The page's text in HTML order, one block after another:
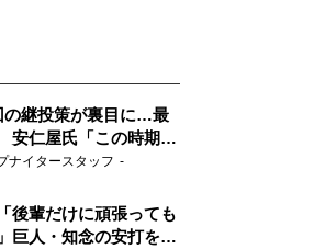
の継投策が裏目に…最
仁屋氏「この時期に
ない」
ナイタースタッフ
後輩だけに頑張っても
巨人・知念の安打を喜